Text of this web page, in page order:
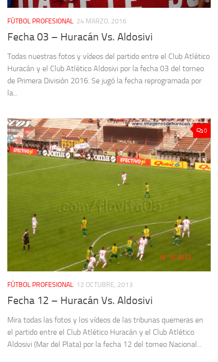
FÚTBOL PROFESIONAL 24 MARZO, 2016
Fecha 03 – Huracán Vs. Aldosivi
Todas nuestras fotos y vídeos del partido entre el Club Atlético
Huracán y el Club Atlético Aldosivi por la fecha 03 del torneo
de Primera División 2016. Se jugó la fecha reprogramada por
la...
0
FÚTBOL PROFESIONAL 12 OCTUBRE, 2013
Fecha 12 – Huracán Vs. Aldosivi
Mira todas las fotos y los vídeos de las tribunas quemeras en
el partido entre el Club Atlético Huracán y el Club Atlético
Aldosivi (Mar del Plata) por la fecha 12 del torneo Nacional...